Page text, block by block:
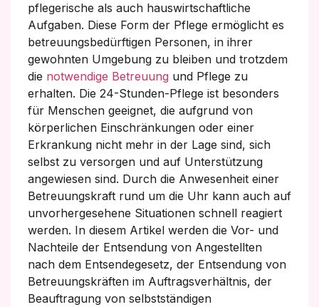
pflegerische als auch hauswirtschaftliche
Aufgaben. Diese Form der Pflege ermöglicht es
betreuungsbedürftigen Personen, in ihrer
gewohnten Umgebung zu bleiben und trotzdem
die notwendige Betreuung und Pflege zu
erhalten. Die 24-Stunden-Pflege ist besonders
für Menschen geeignet, die aufgrund von
körperlichen Einschränkungen oder einer
Erkrankung nicht mehr in der Lage sind, sich
selbst zu versorgen und auf Unterstützung
angewiesen sind. Durch die Anwesenheit einer
Betreuungskraft rund um die Uhr kann auch auf
unvorhergesehene Situationen schnell reagiert
werden. In diesem Artikel werden die Vor- und
Nachteile der Entsendung von Angestellten
nach dem Entsendegesetz, der Entsendung von
Betreuungskräften im Auftragsverhältnis, der
Beauftragung von selbstständigen